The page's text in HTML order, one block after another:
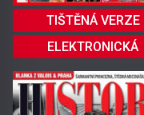
TIŠTĚNÁ VERZE
ELEKTRONICKÁ